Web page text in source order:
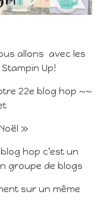
allons avec les
Up!
22e blog hop ~~
»
hop c’est un
groupe de blogs
sur un même